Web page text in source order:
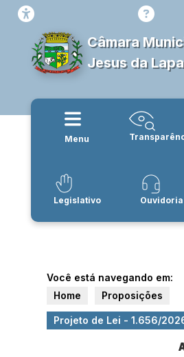
Câmara
Jesus da Lapa
Menu
Legislativo Ouvidoria
Você está navegando em:
Home
Proposições
Projeto de Lei - 1.656/